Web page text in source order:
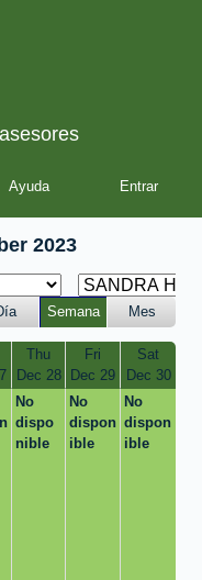
Ayuda
2023
Semana Mes
Thu
Dec 28
Fri
Dec 29
Sat
Dec 30
No
dispo
nible
No
dispon
ible
No
dispon
ible